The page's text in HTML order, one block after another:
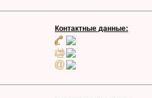
Контактные данные: